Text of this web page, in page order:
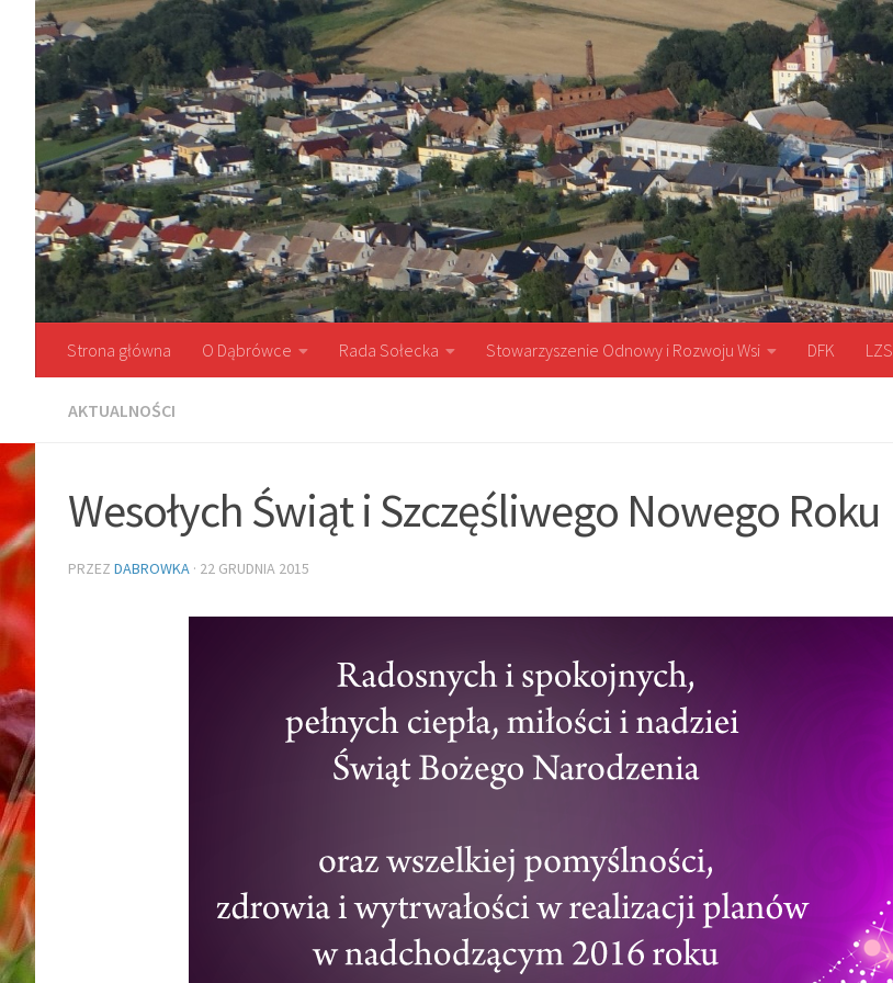
Przejdź do treści
Strona główna O Dąbrówce Rada Sołecka Stowarzyszenie Odnowy i Rozwoju Wsi DFK LZS
AKTUALNOŚCI
Wesołych Świąt i Szczęśliwego Nowego Roku
PRZEZ DABROWKA · 22 GRUDNIA 2015